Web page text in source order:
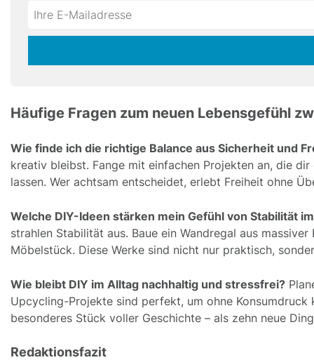
Do
*Ihre
Häufige Fragen zum neuen Lebensgefühl
Wie finde ich die richtige Balance aus Sicherheit und
kreativ bleibst. Fange mit einfachen Projekten an, die
lassen. Wer achtsam entscheidet, erlebt Freiheit ohne
Welche DIY-Ideen stärken mein Gefühl von Stabilität
strahlen Stabilität aus. Baue ein Wandregal aus
Möbelstück. Diese Werke sind nicht nur praktisch,
Wie bleibt DIY im Alltag nachhaltig und stressfrei?
Upcycling-Projekte sind perfekt, um ohne
besonderes Stück voller Geschichte – als zehn neue
Redaktionsfazit